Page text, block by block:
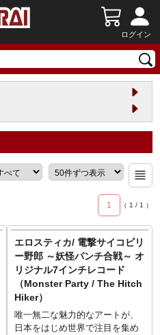
ログイン
1 （ 1 / 1 ）
エロスティカ/ 電撃サイコビリ
ー野郎 ～妖怪パンチ合戦～ オ
リジナル7インチレコード
（Monster Party / The Hitch
Hiker）
唯一無二な魅力的なアートが、
日本をはじめ世界で注目を集め